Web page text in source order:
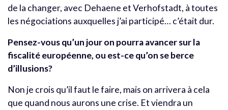
de la changer, avec Dehaene et Verhofstadt, à toutes
les négociations auxquelles j’ai participé… c’était dur.
Pensez-vous qu’un jour on pourra avancer sur la
fiscalité européenne, ou est-ce qu’on se berce
d’illusions?
Non je crois qu’il faut le faire, mais on arrivera à cela
que quand nous aurons une crise. Et viendra un